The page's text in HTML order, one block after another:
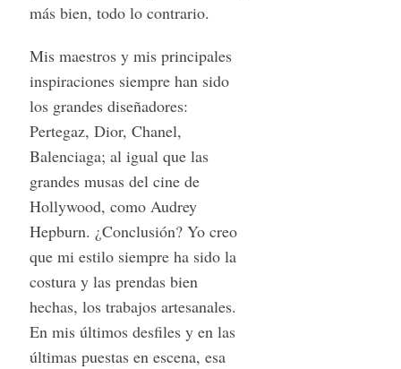
más bien, todo lo contrario.
Mis maestros y mis principales
inspiraciones siempre han sido
los grandes diseñadores:
Pertegaz, Dior, Chanel,
Balenciaga; al igual que las
grandes musas del cine de
Hollywood, como Audrey
Hepburn. ¿Conclusión? Yo creo
que mi estilo siempre ha sido la
costura y las prendas bien
hechas, los trabajos artesanales.
En mis últimos desfiles y en las
últimas puestas en escena, esa